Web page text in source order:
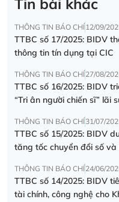
THÔNG TIN BÁO CHÍ12/09/
TTBC số 17/2025: BIDV
thông tin tín dụng tại CIC
THÔNG TIN BÁO CHÍ27/08/
TTBC số 16/2025: BIDV
“Tri ân
THÔNG TIN BÁO CHÍ31/07/
TTBC số 15/2025: BIDV
tăng tốc chuyển đổi số
THÔNG TIN BÁO CHÍ24/06/
TTBC số 14/2025: BIDV
tài chính, công nghệ cho